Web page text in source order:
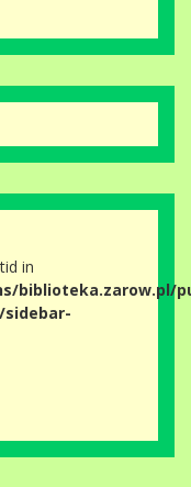
in
biblioteka.zarow.pl/
sidebar-